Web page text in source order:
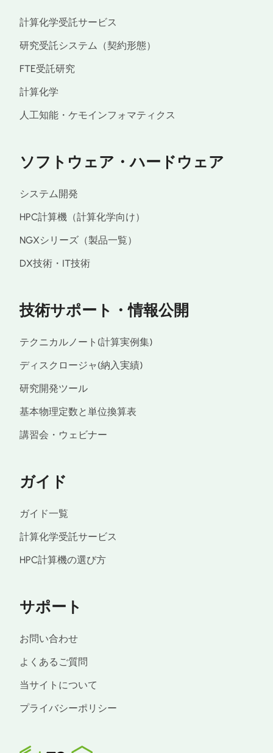
計算化学受託サービス
研究受託システム（契約形態）
FTE受託研究
計算化学
人工知能・ケモインフォマティクス
ソフトウェア・ハードウェア
システム開発
HPC計算機（計算化学向け）
NGXシリーズ（製品一覧）
DX技術・IT技術
技術サポート・情報公開
テクニカルノート(計算実例集)
ディスクロージャ(納入実績)
研究開発ツール
基本物理定数と単位換算表
講習会・ウェビナー
ガイド
ガイド一覧
計算化学受託サービス
HPC計算機の選び方
サポート
お問い合わせ
よくあるご質問
当サイトについて
プライバシーポリシー